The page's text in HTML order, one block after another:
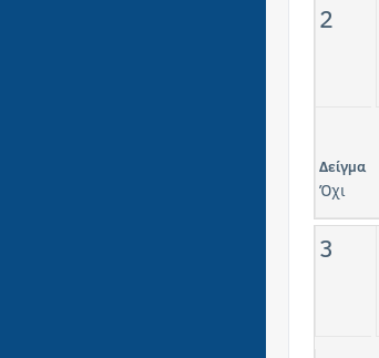
2
Δείγμα
Όχι
3